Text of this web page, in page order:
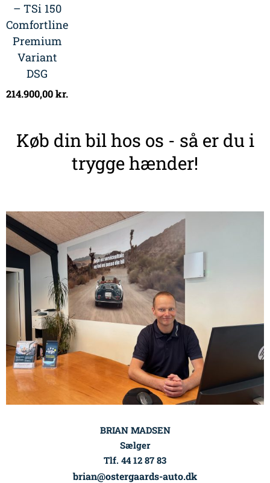
– TSi 150
Comfortline
Premium
Variant
DSG
214.900,00kr.
Køb din bil hos os - så er du i
trygge hænder!
BRIAN MADSEN
Sælger
Tlf. 44 12 87 83
brian@ostergaards-auto.dk